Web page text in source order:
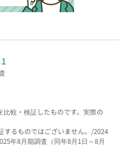
較・検証したものです。実際の
するものではございません。/2024
年8月期調査（同年8月1日～8月